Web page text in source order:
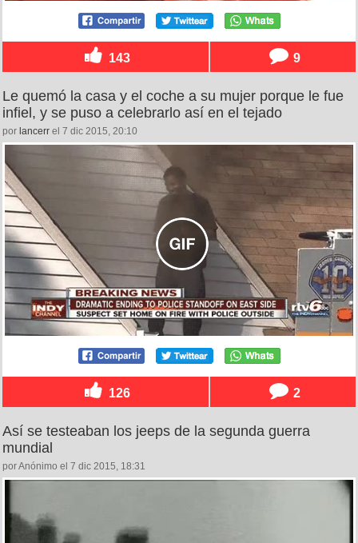
143 9
Le quemó la casa y el coche a su mujer porque le fue
infiel, y se puso a celebrarlo así en el tejado
por lancerr el 7 dic 2015, 20:10
126 2
Así se testeaban los jeeps de la segunda guerra
mundial
por Anónimo el 7 dic 2015, 18:31